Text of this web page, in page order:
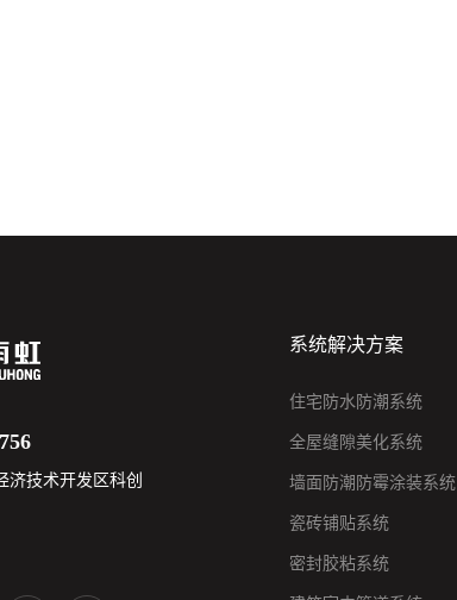
济技术开发区科创
系统解决方案
住宅防水防潮系统
全屋缝隙美化系统
墙面防潮防霉涂装系统
瓷砖铺贴系统
密封胶粘系统